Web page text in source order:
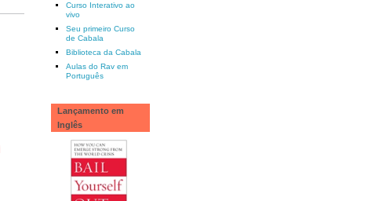
Curso Interativo ao
vivo
Seu primeiro Curso
de Cabala
Biblioteca da Cabala
Aulas do Rav em
Português
Lançamento em
Inglês